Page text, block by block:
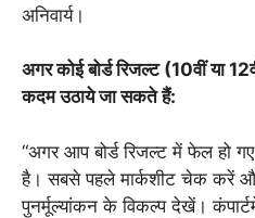
अनिवार्य।
अगर कोई बोर्ड रिजल्ट (10वीं या
कदम उठाये जा सकते हैं:
“अगर आप बोर्ड रिजल्ट में फेल हो
है। सबसे पहले मार्कशीट चेक करें और
पुनर्मूल्यांकन के विकल्प देखें।